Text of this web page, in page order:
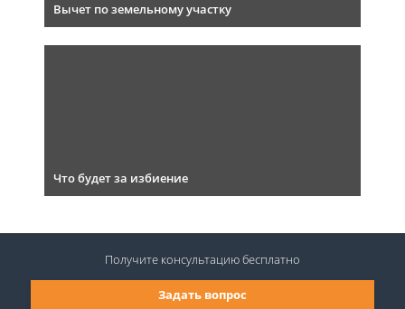
Вычет по земельному участку
Что будет за избиение
Задать вопрос
Получите консультациюбесплатно